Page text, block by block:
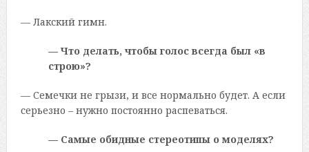
— Лакский гимн.
— Что делать, чтобы голос всегда был «в
строю»?
— Семечки не грызи, и все нормально будет. А если
серьезно – нужно постоянно распеваться.
— Самые обидные стереотипы о моделях?